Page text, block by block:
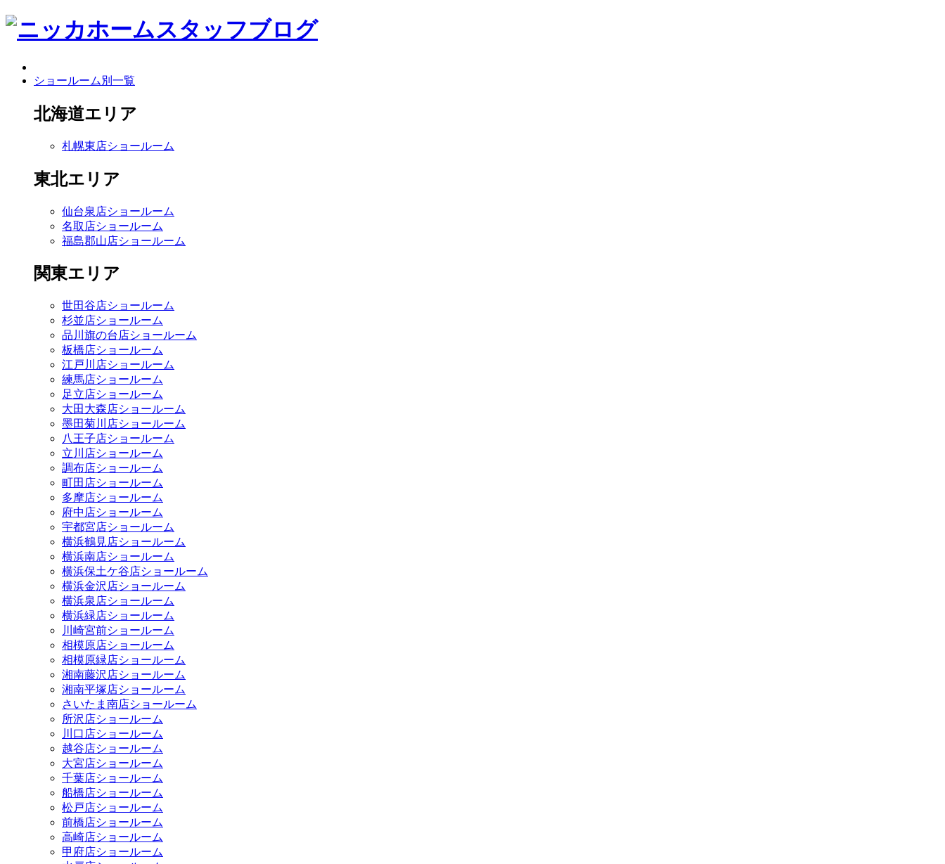
ショールーム別一覧
北海道エリア
札幌東店ショールーム
東北エリア
仙台泉店ショールーム
名取店ショールーム
福島郡山店ショールーム
関東エリア
世田谷店ショールーム
杉並店ショールーム
品川旗の台店ショールーム
板橋店ショールーム
江戸川店ショールーム
練馬店ショールーム
足立店ショールーム
大田大森店ショールーム
墨田菊川店ショールーム
八王子店ショールーム
立川店ショールーム
調布店ショールーム
町田店ショールーム
多摩店ショールーム
府中店ショールーム
宇都宮店ショールーム
横浜鶴見店ショールーム
横浜南店ショールーム
横浜保土ケ谷店ショールーム
横浜金沢店ショールーム
横浜泉店ショールーム
横浜緑店ショールーム
川崎宮前ショールーム
相模原店ショールーム
相模原緑店ショールーム
湘南藤沢店ショールーム
湘南平塚店ショールーム
さいたま南店ショールーム
所沢店ショールーム
川口店ショールーム
越谷店ショールーム
大宮店ショールーム
千葉店ショールーム
船橋店ショールーム
松戸店ショールーム
前橋店ショールーム
高崎店ショールーム
甲府店ショールーム